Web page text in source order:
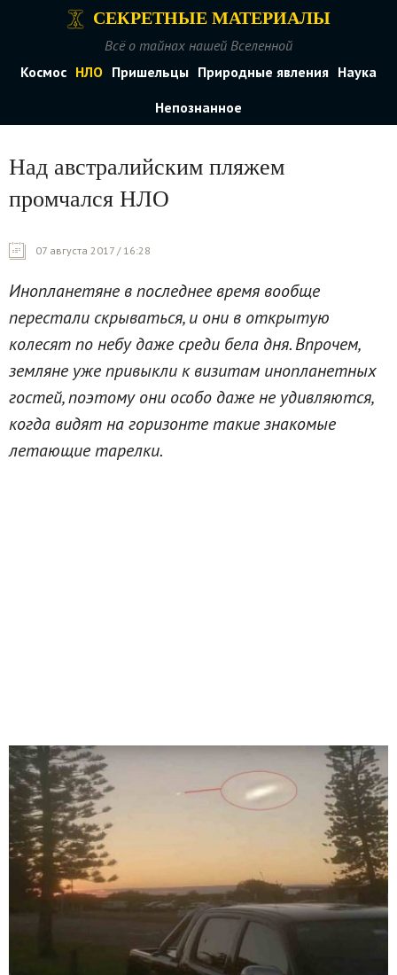
СЕКРЕТНЫЕ МАТЕРИАЛЫ
Всё о тайнах нашей Вселенной
Космос НЛО Пришельцы Природные явления Наука
Непознанное
Над австралийским пляжем
промчался НЛО
07 августа 2017 / 16:28
Инопланетяне в последнее время вообще
перестали скрываться, и они в открытую
колесят по небу даже среди бела дня. Впрочем,
земляне уже привыкли к визитам инопланетных
гостей, поэтому они особо даже не удивляются,
когда видят на горизонте такие знакомые
летающие тарелки.